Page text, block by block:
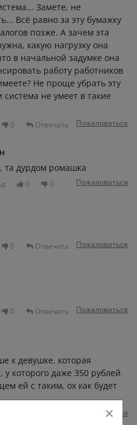
Замете, не
Всё равно за эту бумажку
позже. А зачем эта
какую нагрузку она
в начальной задумке она
работу работников
Не проще убрать эту
система не умеет в такие
0 Отвечать Пожаловаться
, та дурдом ромашка
0 0 Пожаловаться
0 Отвечать Пожаловаться
0 Отвечать Пожаловаться
к девушке, которая
которого даже 350 рублей
ей с таким, ох как будет
Пожаловаться